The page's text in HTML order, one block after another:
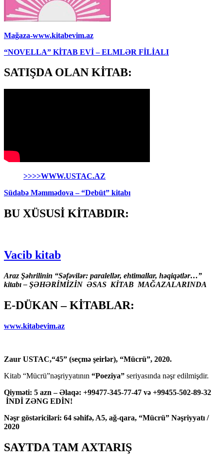
Mağaza-www.kitabevim.az
“NOVELLA” KİTAB EVİ – ELMLƏR FİLİALI
SATIŞDA OLAN KİTAB:
>>>>WWW.USTAC.AZ
Südabə Məmmədova – “Debüt” kitabı
BU XÜSUSİ KİTABDIR:
Vacib kitab
Araz Şəhrilinin “Səfəvilər: paralellər, ehtimallar, həqiqətlər…”
kitabı – ŞƏHƏRİMİZİN ƏSAS KİTAB MAĞAZALARINDA
E-DÜKAN – KİTABLAR:
www.kitabevim.az
Zaur USTAC,“45” (seçmə şeirlər), “Mücrü”, 2020.
Kitab “Mücrü”nəşriyyatının “Poeziya” seriyasında nəşr edilmişdir.
Qiyməti: 5 azn – Əlaqə: +99477-345-77-47 və +99455-502-89-32
İNDİ ZƏNG EDİN!
Nəşr göstəriciləri: 64 səhifə, A5, ağ-qara, “Mücrü” Nəşriyyatı /
2020
SAYTDA TAM AXTARIŞ